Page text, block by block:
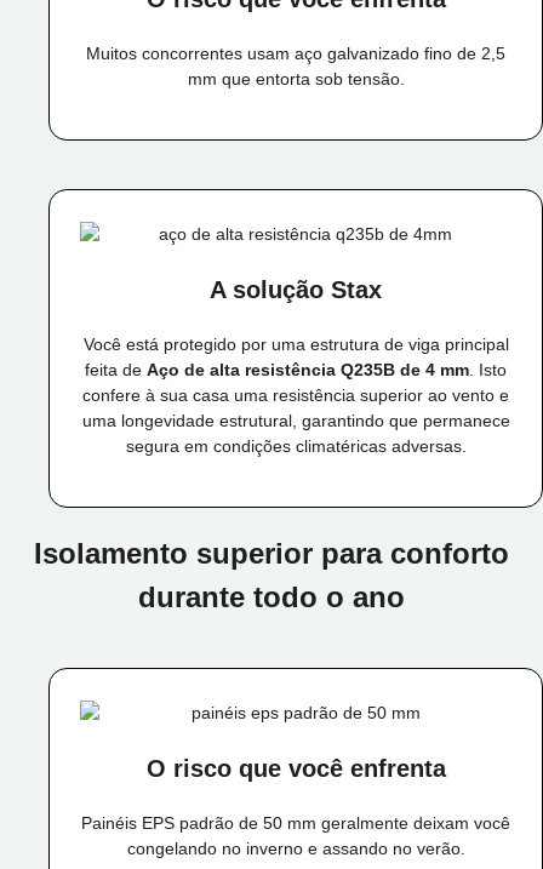
Muitos concorrentes usam aço galvanizado fino de 2,5
mm que entorta sob tensão.
A solução Stax
Você está protegido por uma estrutura de viga principal
feita de Aço de alta resistência Q235B de 4 mm . Isto
confere à sua casa uma resistência superior ao vento e
uma longevidade estrutural, garantindo que permanece
segura em condições climatéricas adversas.
Isolamento superior para conforto
durante todo o ano
O risco que você enfrenta
Painéis EPS padrão de 50 mm geralmente deixam você
congelando no inverno e assando no verão.